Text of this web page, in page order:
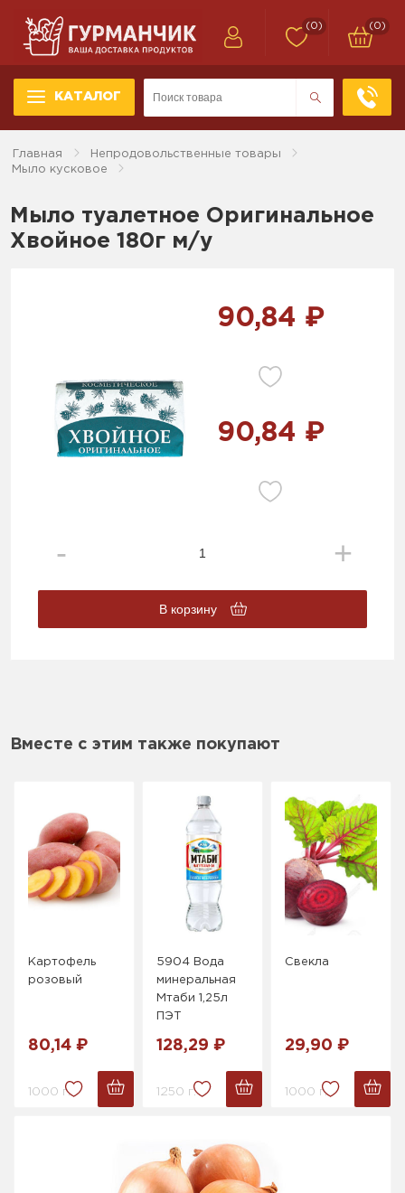
КАТАЛОГ
(0) (0)
Главная
Непродовольственные товары
Мыло кусковое
Мыло туалетное Оригинальное
Хвойное 180г м/у
90,84 ₽
90,84 ₽
В корзину
Вместе с этим также покупают
Картофель
розовый
80,14 ₽
1000 г.
5904 Вода
минеральная
Мтаби 1,25л
ПЭТ
128,29 ₽
1250 г.
Свекла
29,90 ₽
1000 г.